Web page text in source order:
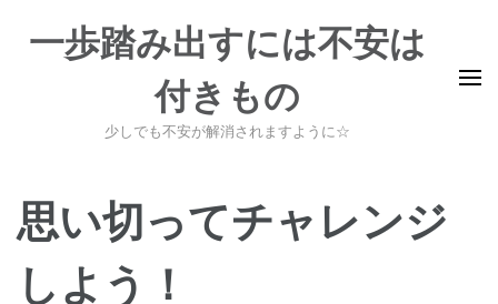
一歩踏み出すには不安は
付きもの
少しでも不安が解消されますように☆
思い切ってチャレンジ
しよう！